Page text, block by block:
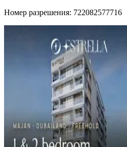
Номер разрешения: 722082577716